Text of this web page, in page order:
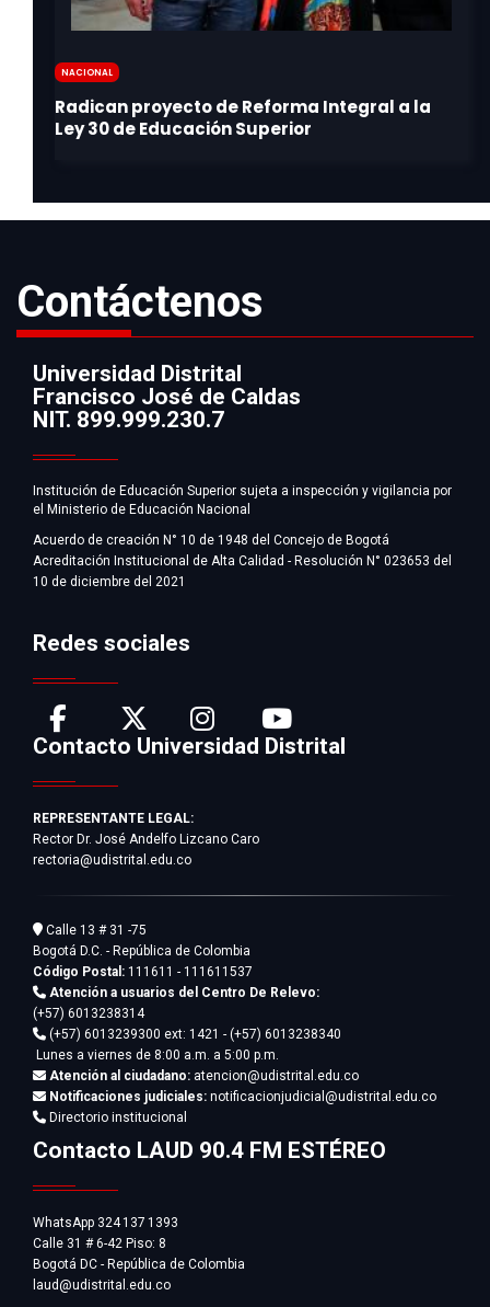
Nacional
Contáctenos
Información
Universidad Distrital
Francisco José de Caldas
NIT. 899.999.230.7
Institución de Educación Superior sujeta a inspección y vigilancia por
el Ministerio de Educación Nacional
Acuerdo de creación N° 10 de 1948 del Concejo de Bogotá
Acreditación Institucional de Alta Calidad - Resolución N° 023653 del
10 de diciembre del 2021
Redes sociales
Contacto Universidad Distrital
REPRESENTANTE LEGAL:
Rector Dr. José Andelfo Lizcano Caro
rectoria@udistrital.edu.co
Calle 13 # 31 -75
Bogotá D.C. - República de Colombia
Código Postal: 111611 - 111611537
Atención a usuarios del Centro De Relevo:
(+57) 6013238314
(+57) 6013239300 ext: 1421 - (+57) 6013238340
Lunes a viernes de 8:00 a.m. a 5:00 p.m.
Atención al ciudadano: atencion@udistrital.edu.co
Notificaciones judiciales: notificacionjudicial@udistrital.edu.co
Directorio institucional
Contacto LAUD 90.4 FM ESTÉREO
WhatsApp 324 137 1393
Calle 31 # 6-42 Piso: 8
Bogotá DC - República de Colombia
laud@udistrital.edu.co